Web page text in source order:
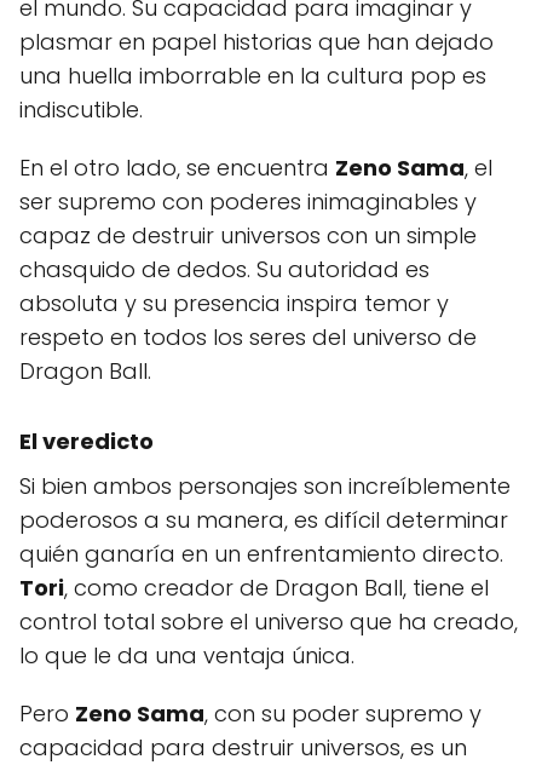
el mundo. Su capacidad para imaginar y
plasmar en papel historias que han dejado
una huella imborrable en la cultura pop es
indiscutible.
En el otro lado, se encuentra Zeno Sama, el
ser supremo con poderes inimaginables y
capaz de destruir universos con un simple
chasquido de dedos. Su autoridad es
absoluta y su presencia inspira temor y
respeto en todos los seres del universo de
Dragon Ball.
El veredicto
Si bien ambos personajes son increíblemente
poderosos a su manera, es difícil determinar
quién ganaría en un enfrentamiento directo.
Tori, como creador de Dragon Ball, tiene el
control total sobre el universo que ha creado,
lo que le da una ventaja única.
Pero Zeno Sama, con su poder supremo y
capacidad para destruir universos, es un